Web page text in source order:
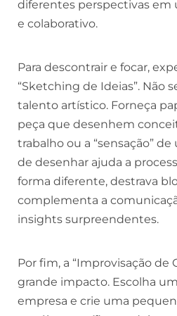
diferentes perspectivas
e colaborativo.
Para descontrair e focar,
“Sketching de Ideias”. Não
talento artístico. Forneça
peça que desenhem
trabalho ou a “sensação”
de desenhar ajuda a
forma diferente, destrava
complementa a
insights surpreendentes.
Por fim, a “Improvisação de
grande impacto. Escolha
empresa e crie uma